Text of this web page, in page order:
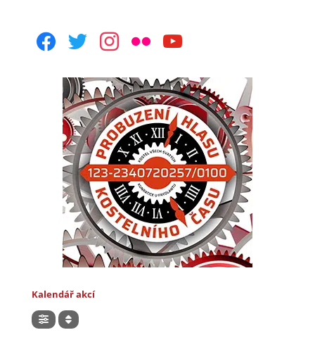
facebooktwitterinstagram
flickr youtube
Kalendář akcí